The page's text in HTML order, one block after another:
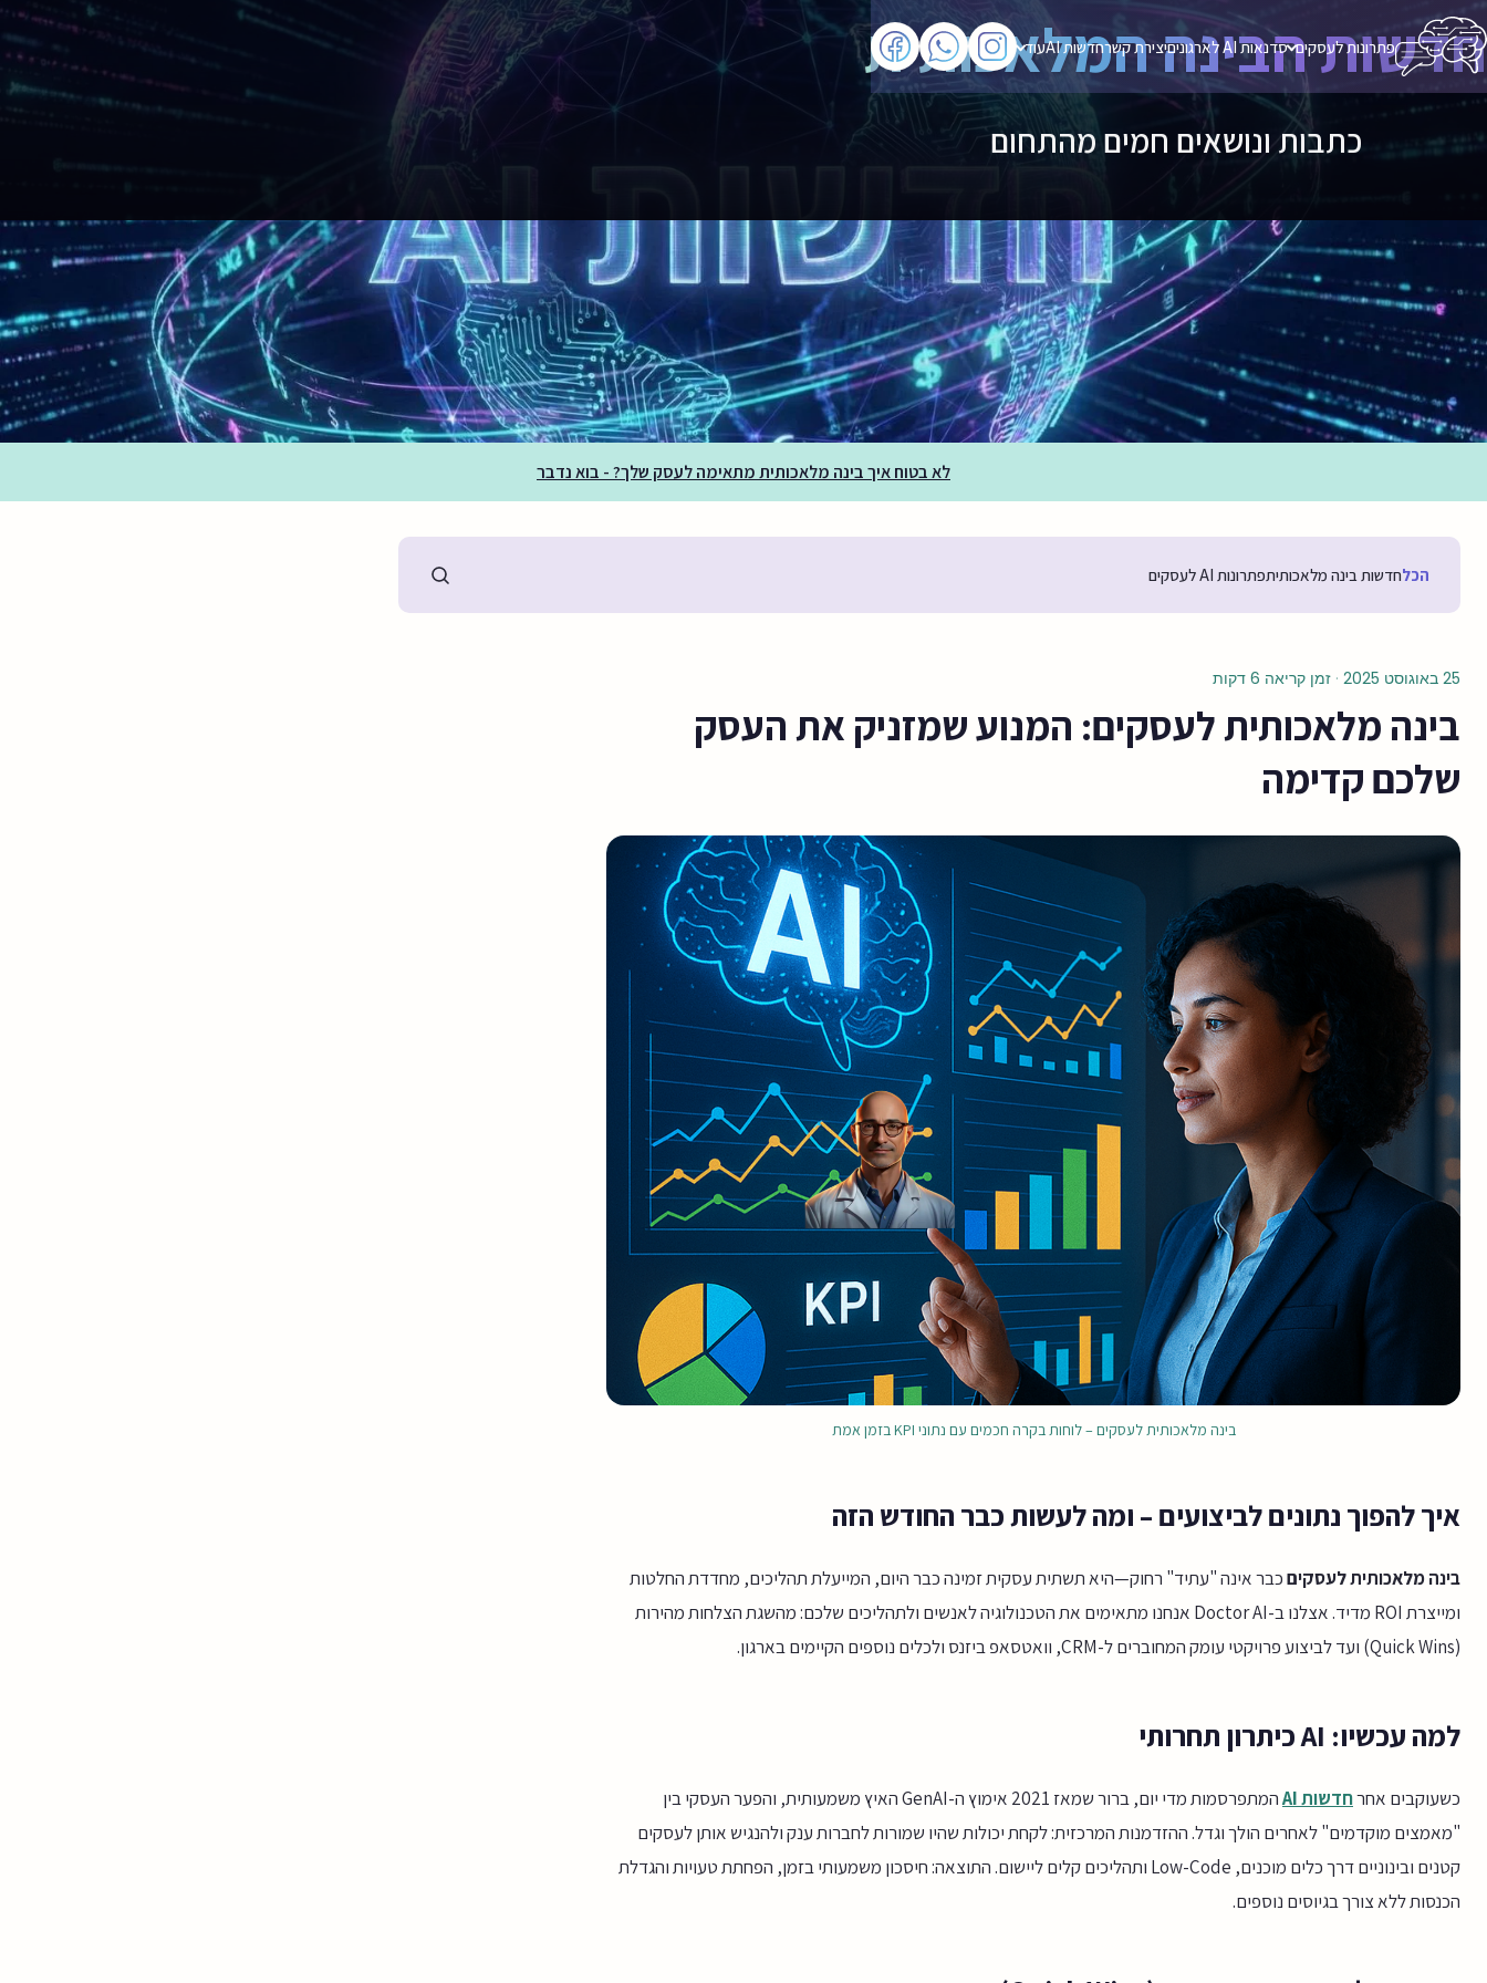
פתרונות לעסקים סדנאות AI לארגונים יצירת קשרחדשות AI עוד
חדשות הבינה המלאכותית
כתבות ונושאים חמים מהתחום
לא בטוח איך בינה מלאכותית מתאימה לעסק שלך? - בוא נדבר
הכלחדשות בינה מלאכותיתפתרונות AI לעסקים
25 באוגוסט 2025 · זמן קריאה 6 דקות
בינה מלאכותית לעסקים: המנוע שמזניק את העסק
שלכם קדימה
בינה מלאכותית לעסקים – לוחות בקרה חכמים עם נתוני KPI בזמן אמת
איך להפוך נתונים לביצועים – ומה לעשות כבר החודש הזה
בינה מלאכותית לעסקיםכבר אינה "עתיד" רחוק—היא תשתית עסקית זמינה כבר היום, המייעלת תהליכים, מחדדת החלטות
ומייצרת ROI מדיד. אצלנו ב-Doctor AI אנחנו מתאימים את הטכנולוגיה לאנשים ולתהליכים שלכם: מהשגת הצלחות מהירות
(Quick Wins) ועד לביצוע פרויקטי עומק המחוברים ל-CRM, וואטסאפ ביזנס ולכלים נוספים הקיימים בארגון.
למה עכשיו: AI כיתרון תחרותי
כשעוקבים אחרחדשות AI
המתפרסמות מדי יום, ברור שמאז 2021 אימוץ ה-GenAI האיץ משמעותית, והפער העסקי בין
"מאמצים מוקדמים" לאחרים הולך וגדל. ההזדמנות המרכזית: לקחת יכולות שהיו שמורות לחברות ענק ולהנגיש אותן לעסקים
קטנים ובינוניים דרך כלים מוכנים, Low-Code ותהליכים קלים ליישום. התוצאה: חיסכון משמעותי בזמן, הפחתת טעויות והגדלת
הכנסות ללא צורך בגיוסים נוספים.